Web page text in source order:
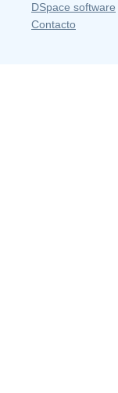
DSpace software
Contacto